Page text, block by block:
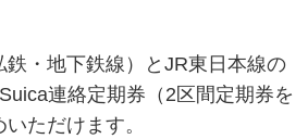
・地下鉄線）とJR東日本線の
連絡定期券（2区間定期券を
ただけます。